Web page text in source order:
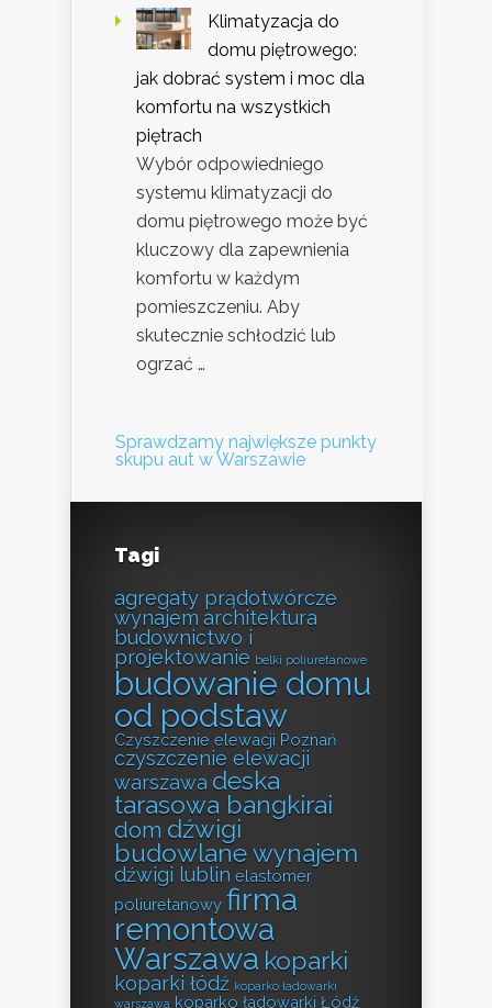
Klimatyzacja do
domu piętrowego:
jak dobrać system i moc dla
komfortu na wszystkich
piętrach
Wybór odpowiedniego
systemu klimatyzacji do
domu piętrowego może być
kluczowy dla zapewnienia
komfortu w każdym
pomieszczeniu. Aby
skutecznie schłodzić lub
ogrzać …
Sprawdzamy największe punkty
skupu aut w Warszawie
Tagi
agregaty prądotwórcze
wynajem architektura
budownictwo i
projektowanie belki poliuretanowe
budowanie domu
od podstaw
Czyszczenie elewacji Poznań
czyszczenie elewacji
warszawa deska
tarasowa bangkirai
dom dźwigi
budowlane wynajem
dźwigi lublin elastomer
poliuretanowy firma
remontowa
Warszawa koparki
koparki łódź koparko ładowarki
warszawa koparko ładowarki Łódź